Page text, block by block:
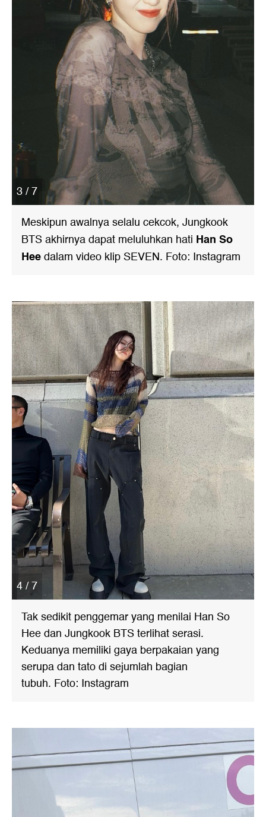
3 / 7
Meskipun awalnya selalu cekcok, Jungkook
BTS akhirnya dapat meluluhkan hati Han So
Heedalam video klip SEVEN. Foto: Instagram
4 / 7
Tak sedikit penggemar yang menilai Han So
Hee dan Jungkook BTS terlihat serasi.
Keduanya memiliki gaya berpakaian yang
serupa dan tato di sejumlah bagian
tubuh. Foto: Instagram